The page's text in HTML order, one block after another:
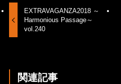
EXTRAVAGANZA2018 ～
Harmonious Passage～
vol.240
関連記事